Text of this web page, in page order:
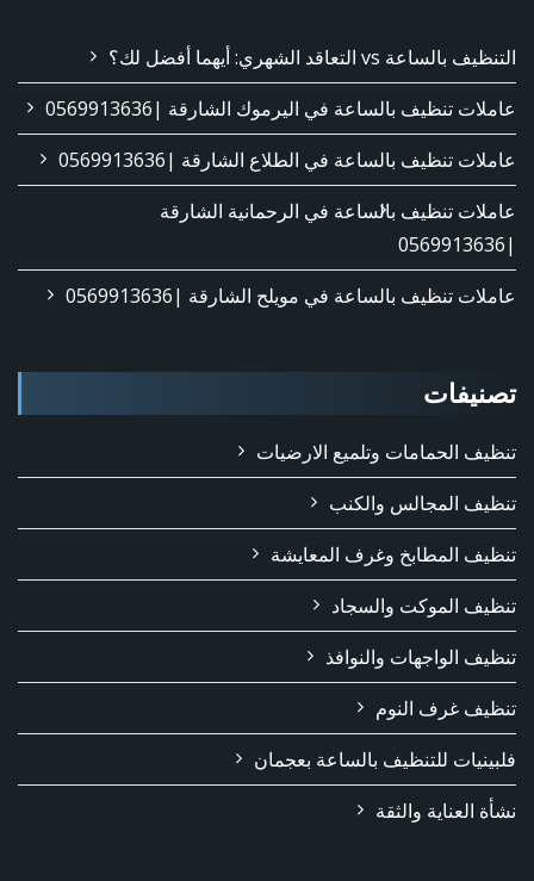
التنظيف بالساعة vs التعاقد الشهري: أيهما أفضل لك؟
عاملات تنظيف بالساعة في اليرموك الشارقة |0569913636
عاملات تنظيف بالساعة في الطلاع الشارقة |0569913636
عاملات تنظيف بالساعة في الرحمانية الشارقة
|0569913636
عاملات تنظيف بالساعة في مويلح الشارقة |0569913636
تصنيفات
تنظيف الحمامات وتلميع الارضيات
تنظيف المجالس والكنب
تنظيف المطابخ وغرف المعايشة
تنظيف الموكت والسجاد
تنظيف الواجهات والنوافذ
تنظيف غرف النوم
فلبينيات للتنظيف بالساعة بعجمان
نشأة العناية والثقة